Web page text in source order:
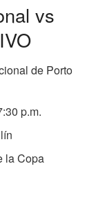
vs
de Porto
p.m.
la Copa